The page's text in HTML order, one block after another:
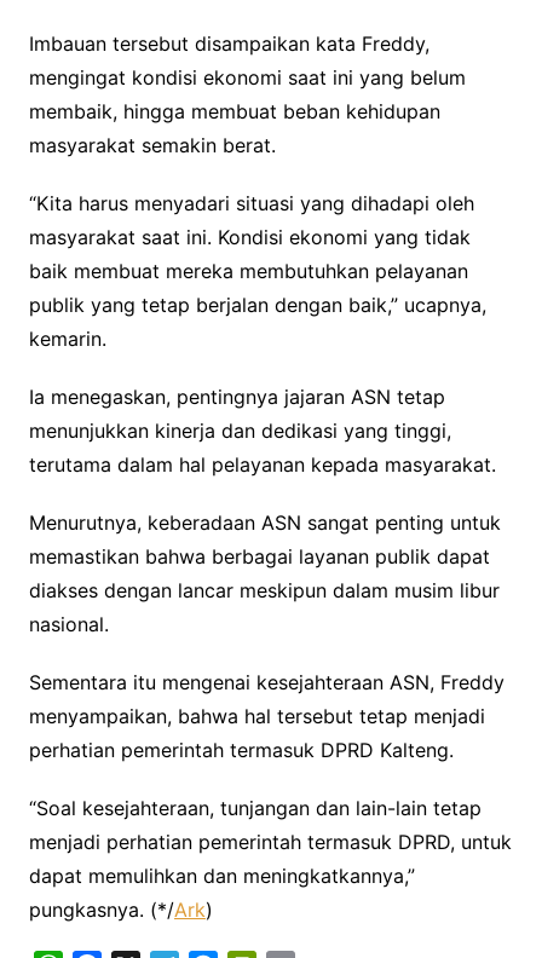
Imbauan tersebut disampaikan kata Freddy,
mengingat kondisi ekonomi saat ini yang belum
membaik, hingga membuat beban kehidupan
masyarakat semakin berat.
“Kita harus menyadari situasi yang dihadapi oleh
masyarakat saat ini. Kondisi ekonomi yang tidak
baik membuat mereka membutuhkan pelayanan
publik yang tetap berjalan dengan baik,” ucapnya,
kemarin.
Ia menegaskan, pentingnya jajaran ASN tetap
menunjukkan kinerja dan dedikasi yang tinggi,
terutama dalam hal pelayanan kepada masyarakat.
Menurutnya, keberadaan ASN sangat penting untuk
memastikan bahwa berbagai layanan publik dapat
diakses dengan lancar meskipun dalam musim libur
nasional.
Sementara itu mengenai kesejahteraan ASN, Freddy
menyampaikan, bahwa hal tersebut tetap menjadi
perhatian pemerintah termasuk DPRD Kalteng.
“Soal kesejahteraan, tunjangan dan lain-lain tetap
menjadi perhatian pemerintah termasuk DPRD, untuk
dapat memulihkan dan meningkatkannya,”
pungkasnya. (*/Ark)